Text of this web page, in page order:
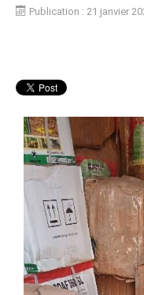
Publication : 21 janvier